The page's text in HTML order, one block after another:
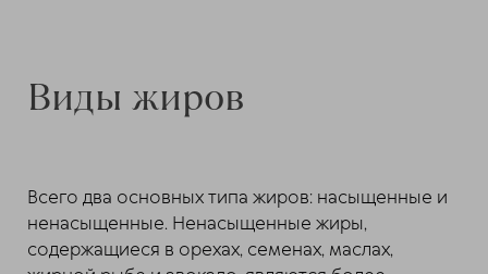
Виды жиров
Всего два основных типа жиров: насыщенные и
ненасыщенные. Ненасыщенные жиры,
содержащиеся в орехах, семенах, маслах,